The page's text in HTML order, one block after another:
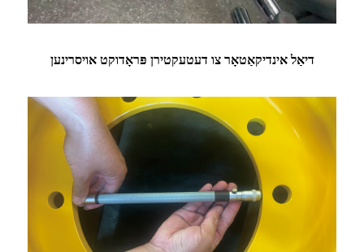
דיאַל אינדיקאַטאָר צו דעטעקטירן פּראָדוקט אויסרינען